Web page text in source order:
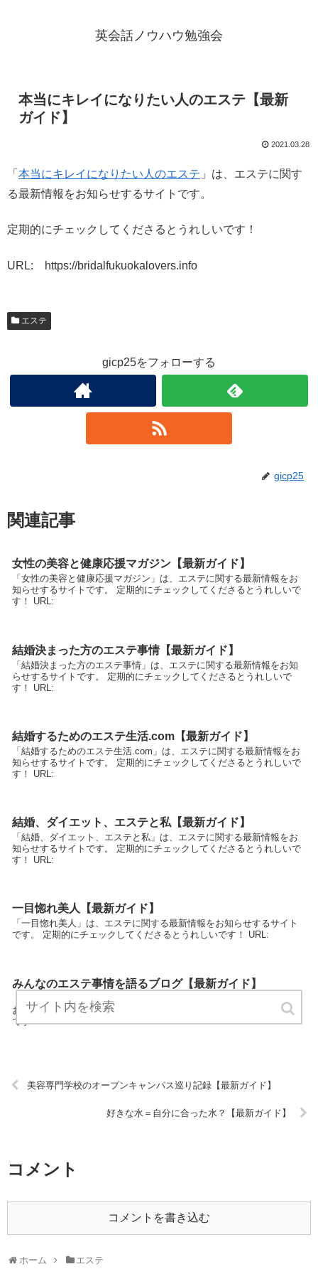
英会話ノウハウ勉強会
本当にキレイになりたい人のエステ【最新
ガイド】
2021.03.28
「 本当にキレイになりたい人のエステ 」は、エステに関す
る最新情報をお知らせするサイトです。
定期的にチェックしてくださるとうれしいです！
URL: https://bridalfukuokalovers.info
エステ
gicp25をフォローする
gicp25
関連記事
女性の美容と健康応援マガジン【最新ガイド】
「女性の美容と健康応援マガジン」は、エステに関する最新情報をお
知らせするサイトです。 定期的にチェックしてくださるとうれしいで
す！ URL:
結婚決まった方のエステ事情【最新ガイド】
「結婚決まった方のエステ事情」は、エステに関する最新情報をお知
らせするサイトです。 定期的にチェックしてくださるとうれしいで
す！ URL:
結婚するためのエステ生活.com【最新ガイド】
「結婚するためのエステ生活.com」は、エステに関する最新情報をお
知らせするサイトです。 定期的にチェックしてくださるとうれしいで
す！ URL:
結婚、ダイエット、エステと私【最新ガイド】
「結婚、ダイエット、エステと私」は、エステに関する最新情報をお
知らせするサイトです。 定期的にチェックしてくださるとうれしいで
す！ URL:
一目惚れ美人【最新ガイド】
「一目惚れ美人」は、エステに関する最新情報をお知らせするサイト
です。 定期的にチェックしてくださるとうれしいです！ URL:
みんなのエステ事情を語るブログ【最新ガイド】
「みんなのエステ事情を語るブログ」は、エステに関する最新情報を
お知らせするサイトです。 定期的にチェックしてくださるとうれしい
です！ URL:
美容専門学校のオープンキャンパス巡り記録【最新ガイド】
好きな水＝自分に合った水？【最新ガイド】
コメント
コメントを書き込む
ホーム エステ